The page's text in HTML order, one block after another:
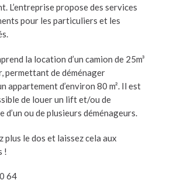
L’entreprise propose des services
pour les particuliers et les
la location d’un camion de 25m³
permettant de déménager
appartement d’environ 80 m². Il est
de louer un lift et/ou de
d’un ou de plusieurs déménageurs.
plus le dos et laissez cela aux
!
64